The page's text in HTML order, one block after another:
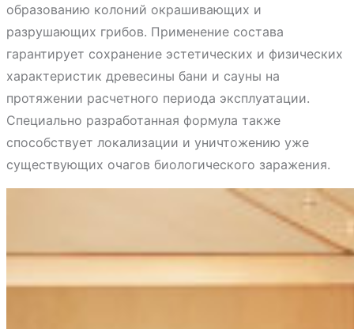
образованию колоний окрашивающих и
разрушающих грибов. Применение состава
гарантирует сохранение эстетических и физических
характеристик древесины бани и сауны на
протяжении расчетного периода эксплуатации.
Специально разработанная формула также
способствует локализации и уничтожению уже
существующих очагов биологического заражения.